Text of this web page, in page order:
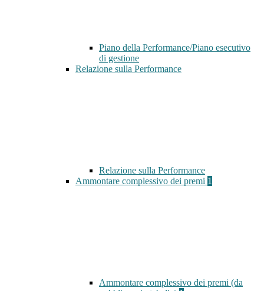
Piano della Performance/Piano esecutivo
di gestione
Relazione sulla Performance
Relazione sulla Performance
Ammontare complessivo dei premi 1
Ammontare complessivo dei premi (da